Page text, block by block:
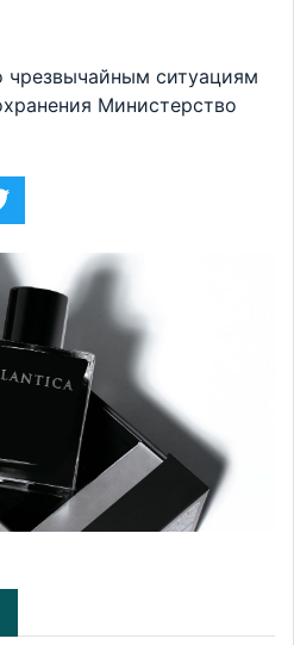
чрезвычайным ситуациям
Министерство